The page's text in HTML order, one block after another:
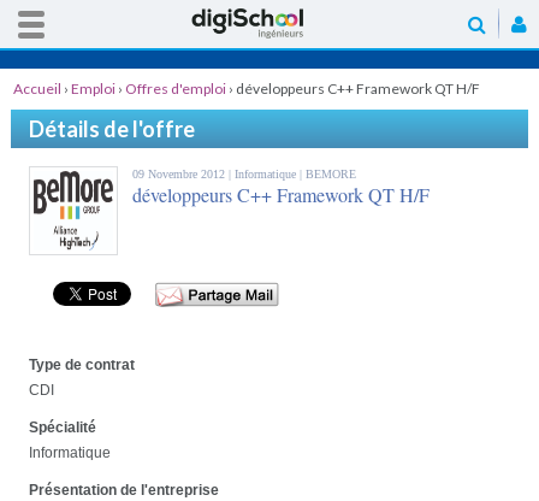
Accueil › Emploi › Offres d'emploi › développeurs C++ Framework QT H/F
Détails de l'offre
09 Novembre 2012 | Informatique | BEMORE
développeurs C++ Framework QT H/F
Type de contrat
CDI
Spécialité
Informatique
Présentation de l'entreprise